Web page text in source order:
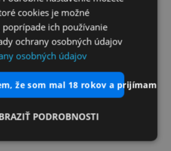
cookies je možné
poprípade ich používanie
ochrany osobných údajov
osobných údajov
že som mal 18 rokov a prijímam
PODROBNOSTI